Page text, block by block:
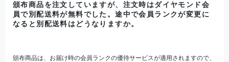
頒布商品を注文していますが、注文時はダイヤモンド会
員で別配送料が無料でした。途中で会員ランクが変更に
なると別配送料はどうなりますか。
頒布商品は、お届け時の会員ランクの優待サービスが適用されますので、